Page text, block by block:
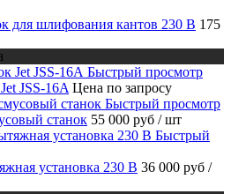
для шлифования кантов 230 В 175
Быстрый просмотр
JSS-16A Цена по запросу
Быстрый просмотр
станок 55 000 руб / шт
Быстрый
установка 230 В 36 000 руб /